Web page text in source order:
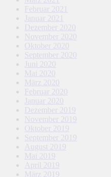
Februar 2021
Januar 2021
Dezember 2020
November 2020
Oktober 2020
September 2020
Juni 2020
Mai 2020
März 2020
Februar 2020
Januar 2020
Dezember 2019
November 2019
Oktober 2019
September 2019
August 2019
Mai 2019
April 2019
März 2019